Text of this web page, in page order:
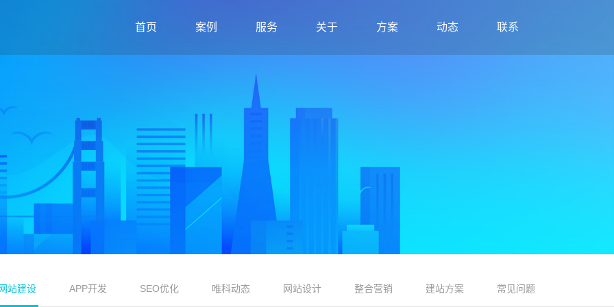
首页 案例 服务 关于 方案 动态 联系
站建设 APP开发 SEO优化 唯科动态 网站设计 整合营销 建站方案 常见问题